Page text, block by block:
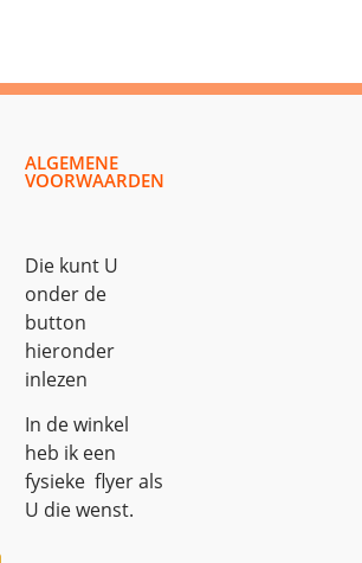
ALGEMENE
VOORWAARDEN
Die kunt U
onder de
button
hieronder
inlezen
In de winkel
heb ik een
fysieke flyer als
U die wenst.